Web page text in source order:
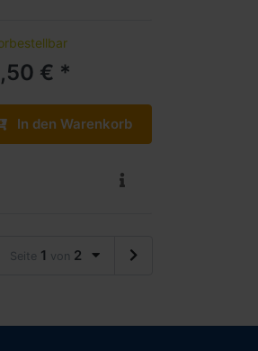
€ *
In den Warenkorb
Seite 1 von 2